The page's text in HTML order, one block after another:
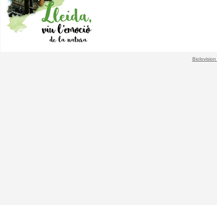
Biolovision